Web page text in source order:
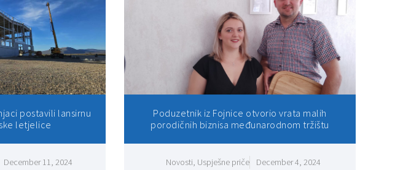
postavili lansirnu
letjelice
December 11, 2024
Poduzetnik iz Fojnice otvorio vrata malih
porodičnih biznisa međunarodnom tržištu
Novosti, Uspješne priče December 4, 2024